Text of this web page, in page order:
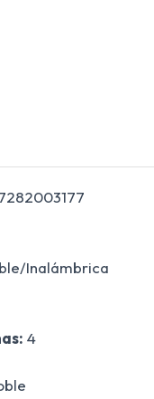
Inalámbrica
4